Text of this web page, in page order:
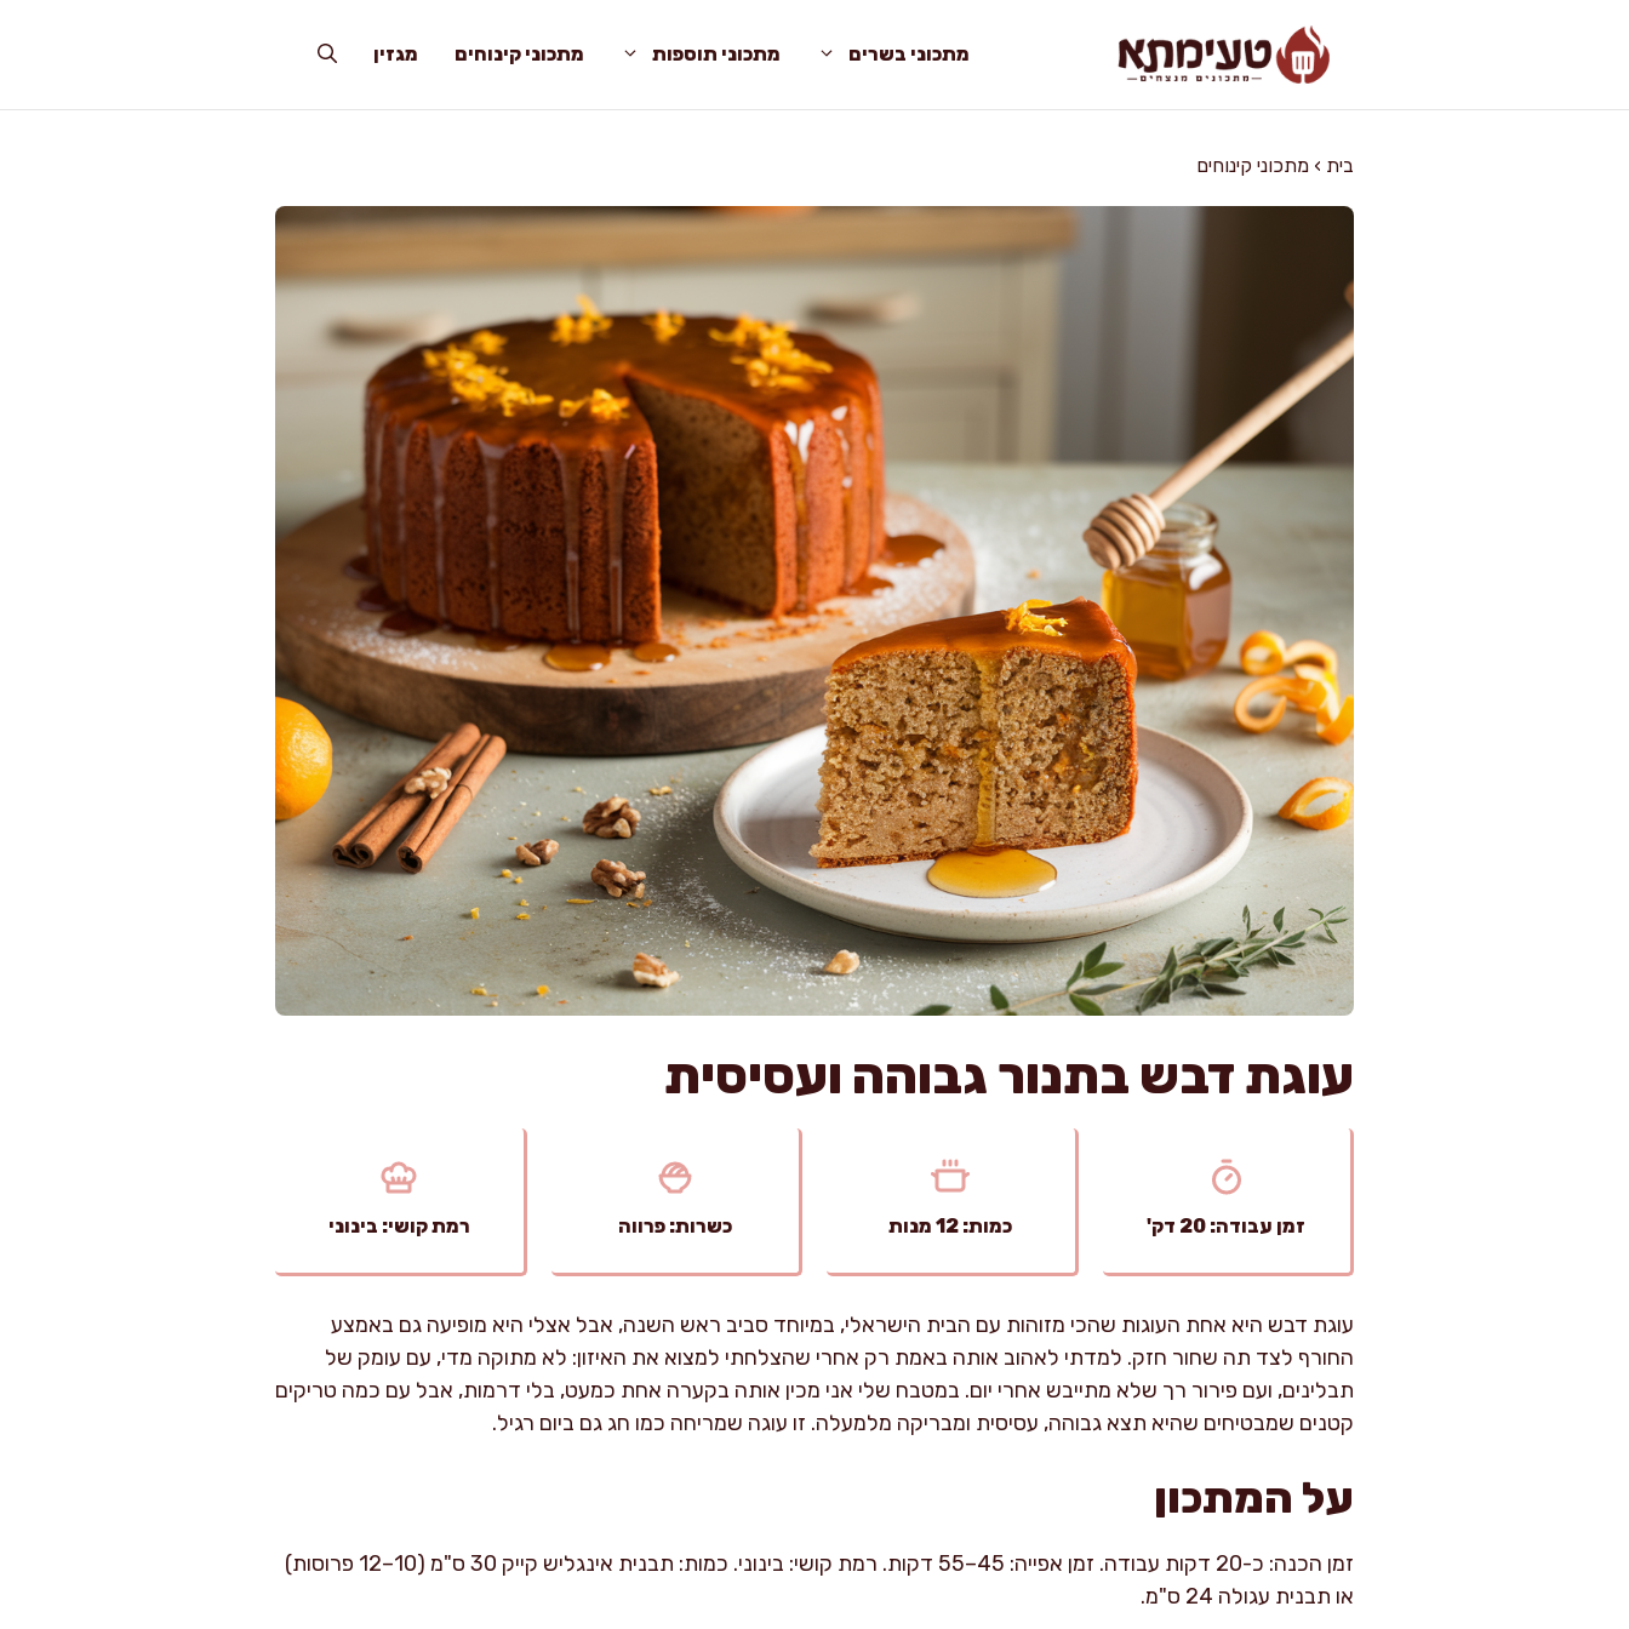
מתכוני בשרים מתכוני תוספות מתכוני קינוחים מגזין
בית › מתכוני קינוחים
עוגת דבש בתנור גבוהה ועסיסית
זמן עבודה: 20 דק' כמות: 12 מנות כשרות: פרווה רמת קושי: בינוני
עוגת דבש היא אחת העוגות שהכי מזוהות עם הבית הישראלי, במיוחד סביב ראש השנה, אבל אצלי היא מופיעה גם באמצע
החורף לצד תה שחור חזק. למדתי לאהוב אותה באמת רק אחרי שהצלחתי למצוא את האיזון: לא מתוקה מדי, עם עומק של
תבלינים, ועם פירור רך שלא מתייבש אחרי יום. במטבח שלי אני מכין אותה בקערה אחת כמעט, בלי דרמות, אבל עם כמה טריקים
קטנים שמבטיחים שהיא תצא גבוהה, עסיסית ומבריקה מלמעלה. זו עוגה שמריחה כמו חג גם ביום רגיל.
על המתכון
זמן הכנה: כ-20 דקות עבודה. זמן אפייה: 45–55 דקות. רמת קושי: בינוני. כמות: תבנית אינגליש קייק 30 ס"מ (10–12 פרוסות)
או תבנית עגולה 24 ס"מ.